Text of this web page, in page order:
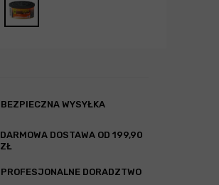
BEZPIECZNA WYSYŁKA
DARMOWA DOSTAWA OD 199,90
ZŁ
PROFESJONALNE DORADZTWO